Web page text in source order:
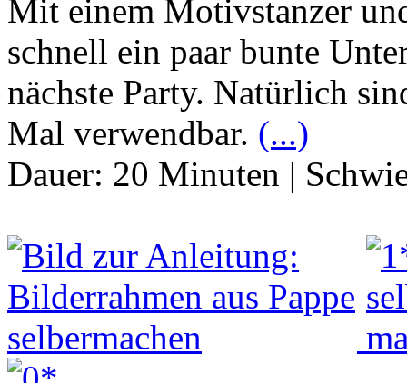
Mit einem Motivstanzer
schnell ein paar bunte
nächste Party. Natürlich
Mal verwendbar. (...)
Dauer: 20 Minuten |